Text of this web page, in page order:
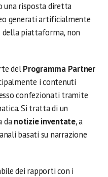
una risposta diretta
generati artificialmente
piattaforma, non
delProgramma Partner
i contenuti
confezionati tramite
Si tratta di un
danotizie inventate, a
basati su narrazione
dei rapporti con i